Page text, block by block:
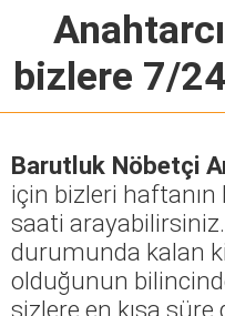
Anahtarcı
bizlere 7/
Barutluk Nöbetçi
için bizleri
saati
durumunda kalan
olduğunun
sizlere en kısa süre